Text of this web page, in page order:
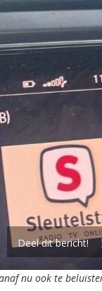
Deel dit bericht!
nu ook te